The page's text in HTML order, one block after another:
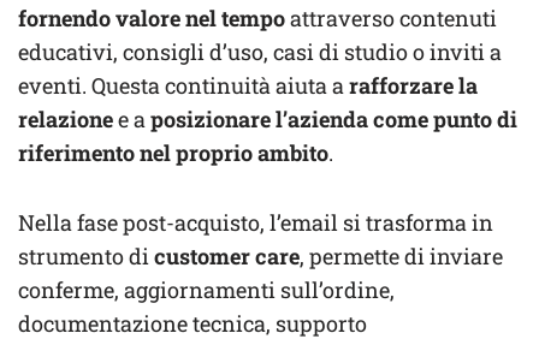
fornendo valore nel tempoattraverso contenuti
educativi, consigli d’uso, casi di studio o inviti a
eventi. Questa continuità aiuta a rafforzare la
relazionee a posizionare l’azienda come punto di
riferimento nel proprio ambito.
Nella fase post-acquisto, l’email si trasforma in
strumento di customer care, permette di inviare
conferme, aggiornamenti sull’ordine,
documentazione tecnica, supporto